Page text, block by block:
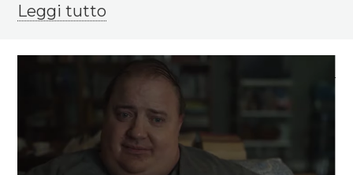
Leggi tutto